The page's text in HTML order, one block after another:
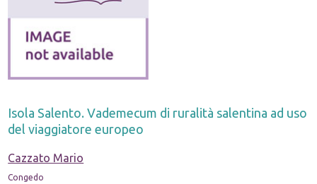
Isola Salento. Vademecum di ruralità salentina ad uso
del viaggiatore europeo
Cazzato Mario
Congedo